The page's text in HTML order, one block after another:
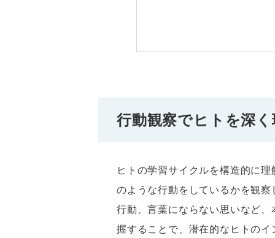
行動観察でヒトを深
ヒトの学習サイクルを構造的に
のような行動をしているかを観
行動、言葉にならない思いなど
握することで、潜在的なヒトの